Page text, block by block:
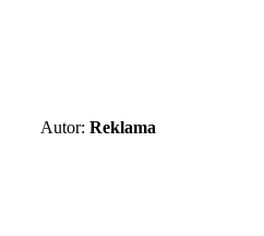
Autor: Reklama